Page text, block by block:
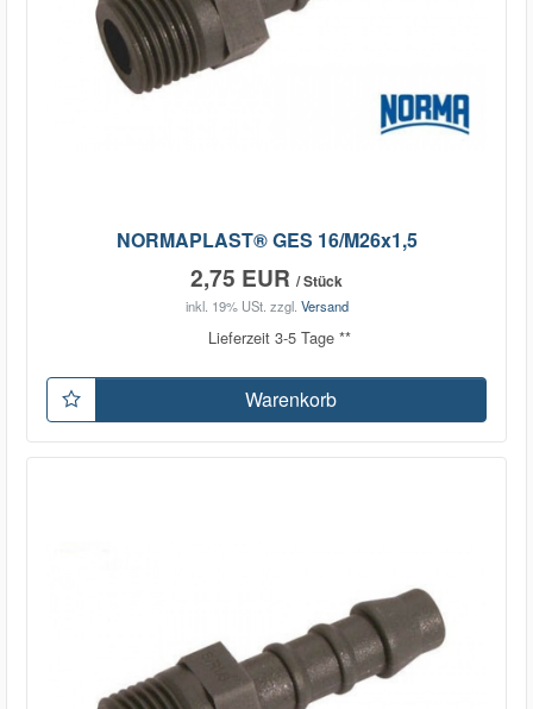
NORMAPLAST® GES 16/M26x1,5
2,75 EUR / Stück
inkl. 19% USt. zzgl. Versand
Lieferzeit 3-5 Tage **
Warenkorb